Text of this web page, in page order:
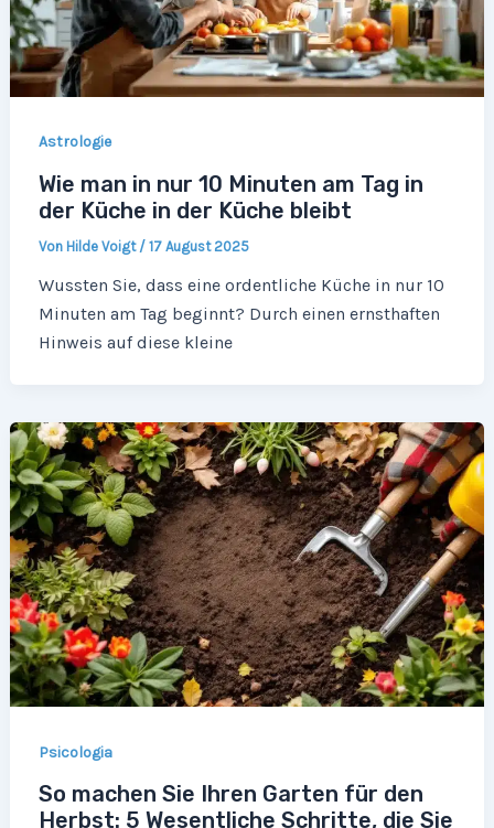
Astrologie
Wie man in nur 10 Minuten am Tag in
der Küche in der Küche bleibt
Von Hilde Voigt / 17 August 2025
Wussten Sie, dass eine ordentliche Küche in nur 10
Minuten am Tag beginnt? Durch einen ernsthaften
Hinweis auf diese kleine
Psicologia
So machen Sie Ihren Garten für den
Herbst: 5 Wesentliche Schritte, die Sie